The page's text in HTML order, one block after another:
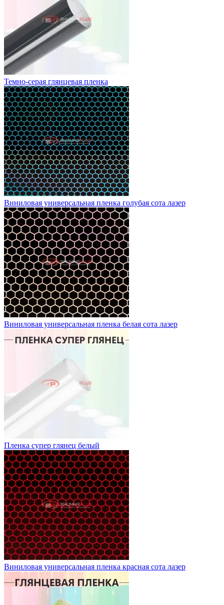
Темно-серая глянцевая пленка
Виниловая универсальная пленка голубая сота лазер
Виниловая универсальная пленка белая сота лазер
Пленка супер глянец белый
Виниловая универсальная пленка красная сота лазер